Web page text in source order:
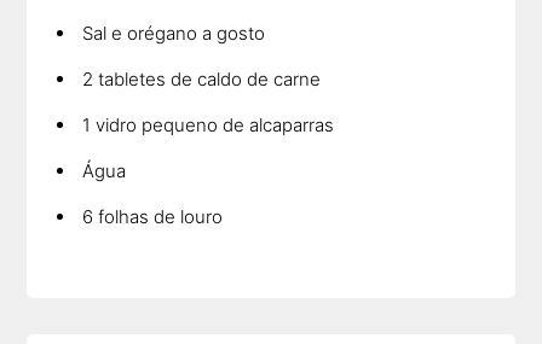
Sal e orégano a gosto
2 tabletes de caldo de carne
1 vidro pequeno de alcaparras
Água
6 folhas de louro